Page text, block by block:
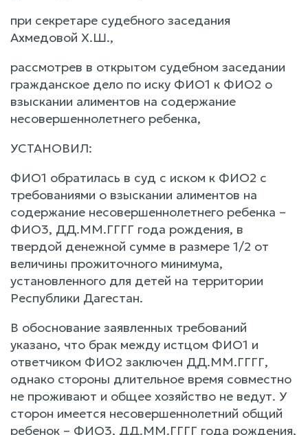
при секретаре судебного заседания
Ахмедовой Х.Ш.,
рассмотрев в открытом судебном заседании
гражданское дело по иску ФИО1 к ФИО2 о
взыскании алиментов на содержание
несовершеннолетнего ребенка,
УСТАНОВИЛ:
ФИО1 обратилась в суд с иском к ФИО2 с
требованиями о взыскании алиментов на
содержание несовершеннолетнего ребенка –
ФИО3, ДД.ММ.ГГГГ года рождения, в
твердой денежной сумме в размере 1/2 от
величины прожиточного минимума,
установленного для детей на территории
Республики Дагестан.
В обоснование заявленных требований
указано, что брак между истцом ФИО1 и
ответчиком ФИО2 заключен ДД.ММ.ГГГГ,
однако стороны длительное время совместно
не проживают и общее хозяйство не ведут. У
сторон имеется несовершеннолетний общий
ребенок – ФИО3, ДД.ММ.ГГГГ года рождения,